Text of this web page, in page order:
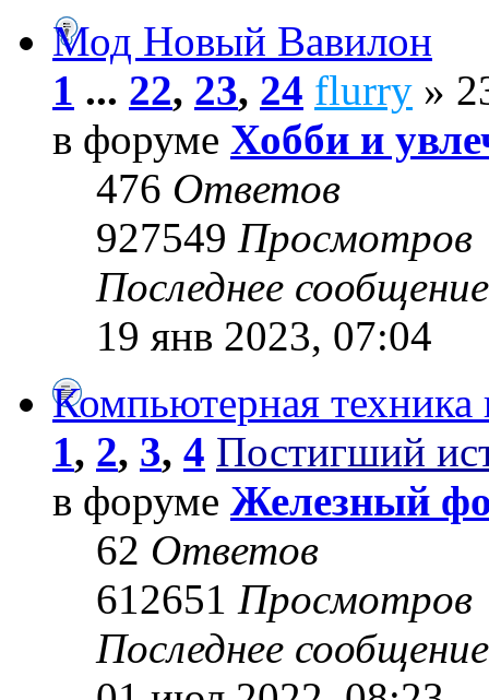
Мод Новый Вавилон
1 ... 22, 23, 24 flurry »
в форуме Хобби и
476 Ответов
927549 Просмотров
Последнее
19 янв 2023, 07:04
Компьютерная
1, 2, 3, 4 Постигший
в форуме Железный
62 Ответов
612651 Просмотров
Последнее